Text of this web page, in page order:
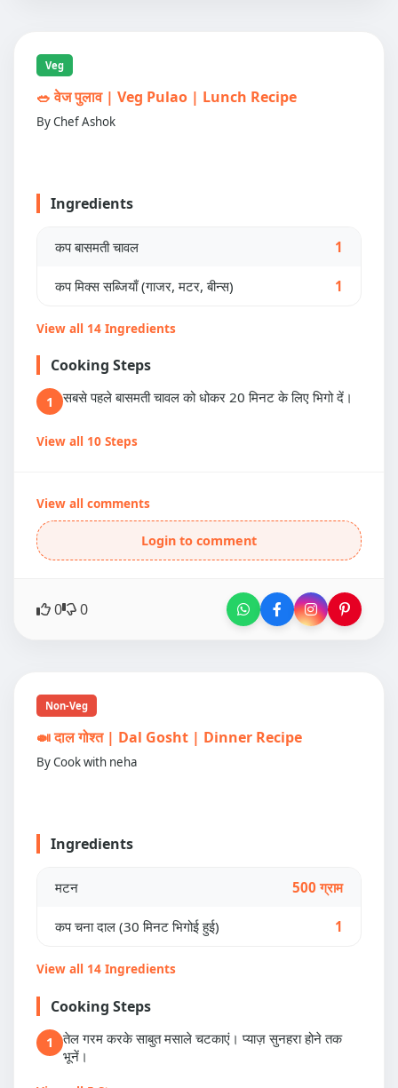
Veg
🥗 वेज पुलाव | Veg Pulao | Lunch Recipe
By Chef Ashok
Ingredients
कप बासमती चावल 1
कप मिक्स सब्जियाँ (गाजर, मटर, बीन्स) 1
View all 14 Ingredients
Cooking Steps
1 सबसे पहले बासमती चावल को धोकर 20 मिनट के लिए भिगो दें।
View all 10 Steps
View all comments
Login to comment
0 0
Non-Veg
🍛 दाल गोश्त | Dal Gosht | Dinner Recipe
By Cook with neha
Ingredients
मटन 500 ग्राम
कप चना दाल (30 मिनट भिगोई हुई) 1
View all 14 Ingredients
Cooking Steps
1
तेल गरम करके साबुत मसाले चटकाएं। प्याज़ सुनहरा होने तक
भूनें।